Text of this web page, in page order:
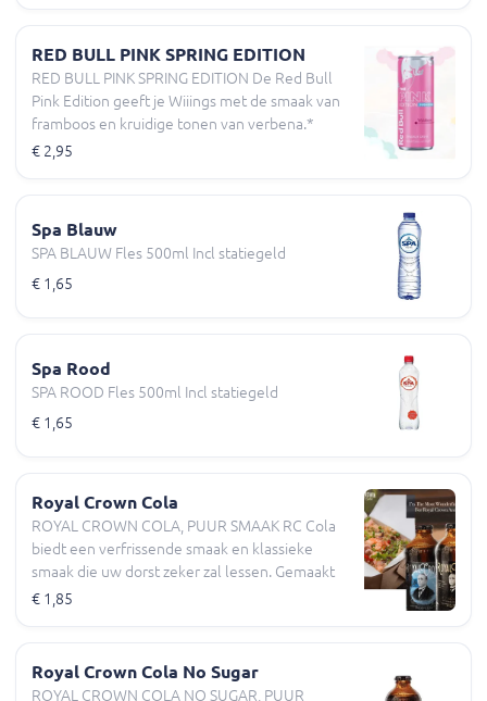
RED BULL PINK SPRING EDITION
RED BULL PINK SPRING EDITION De Red Bull
Pink Edition geeft je Wiiings met de smaak van
framboos en kruidige tonen van verbena.*
€ 2,95
Spa Blauw
SPA BLAUW Fles 500ml Incl statiegeld
€ 1,65
Spa Rood
SPA ROOD Fles 500ml Incl statiegeld
€ 1,65
Royal Crown Cola
ROYAL CROWN COLA, PUUR SMAAK RC Cola
biedt een verfrissende smaak en klassieke
smaak die uw dorst zeker zal lessen. Gemaakt
met echte rietsuiker , biedt deze drank een
duidelijk Coca-Cola en RC Cola te prefereren.
Omdat Georgia de thuisbasis is van het Coca-
€ 1,85
Royal Crown Cola No Sugar
ROYAL CROWN COLA NO SUGAR, PUUR